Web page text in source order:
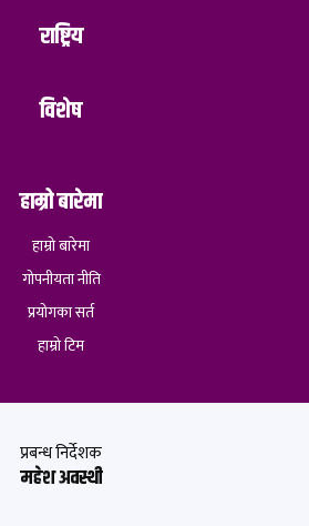
राष्ट्रिय
विशेष
हाम्रो बारेमा
हाम्रो बारेमा
गोपनीयता नीति
प्रयोगका सर्त
हाम्रो टिम
प्रबन्ध निर्देशक
महेश अवस्थी